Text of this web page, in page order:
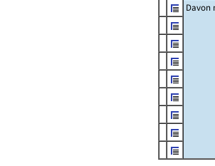
Davon